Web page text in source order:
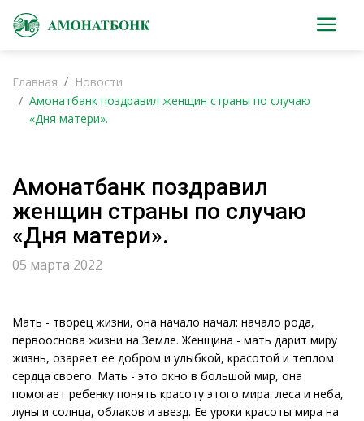
Главная
Новости
Амонатбанк поздравил женщин страны по случаю
«Дня матери».
Амонатбанк поздравил
женщин страны по случаю
«Дня матери».
05 марта 2022
Мать - творец жизни, она начало начал: начало рода,
первооснова жизни на Земле. Женщина - мать дарит миру
жизнь, озаряет ее добром и улыбкой, красотой и теплом
сердца своего. Мать - это окно в большой мир, она
помогает ребенку понять красоту этого мира: леса и неба,
луны и солнца, облаков и звезд. Ее уроки красоты мира на